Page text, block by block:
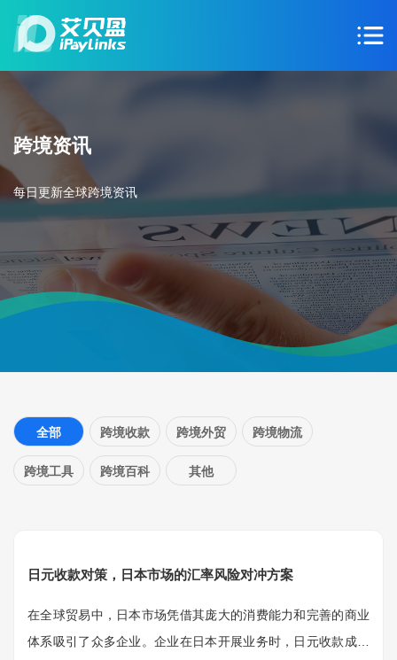
跨境资讯
每日更新全球跨境资讯
全部 跨境收款 跨境外贸 跨境物流
跨境工具 跨境百科 其他
日元收款对策，日本市场的汇率风险对冲方案
在全球贸易中，日本市场凭借其庞大的消费能力和完善的商业
体系吸引了众多企业。企业在日本开展业务时，日元收款成为